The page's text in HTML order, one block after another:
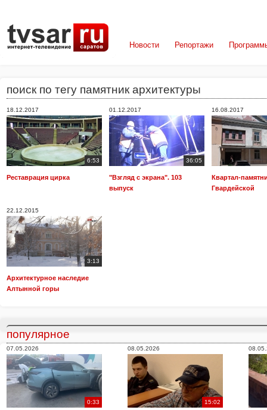
Новости Репортажи
поиск по тегу памятник архитектуры
18.12.2017
6:53
Реставрация цирка
01.12.2017
36:05
"Взгляд с экрана". 103
выпуск
16.08.2017
Квартал-
Гвардейской
22.12.2015
3:13
Архитектурное наследие
Алтынной горы
популярное
07.05.2026
0:33
08.05.2026
15:02